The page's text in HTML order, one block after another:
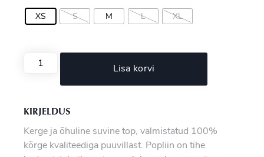
XS S M L XL
Lisa korvi
KIRJELDUS
Kerge ja õhuline suvine top, valmistatud 100%
kõrge kvaliteediga puuvillast. Popliin on tihe